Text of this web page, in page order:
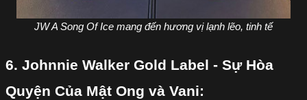
JW A Song Of Ice mang đến hương vị lạnh lẽo, tinh tế
6. Johnnie Walker Gold Label - Sự Hòa
Quyện Của Mật Ong và Vani: